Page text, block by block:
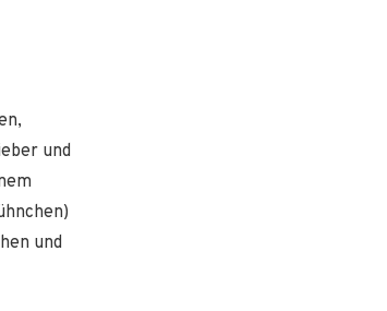
und
und